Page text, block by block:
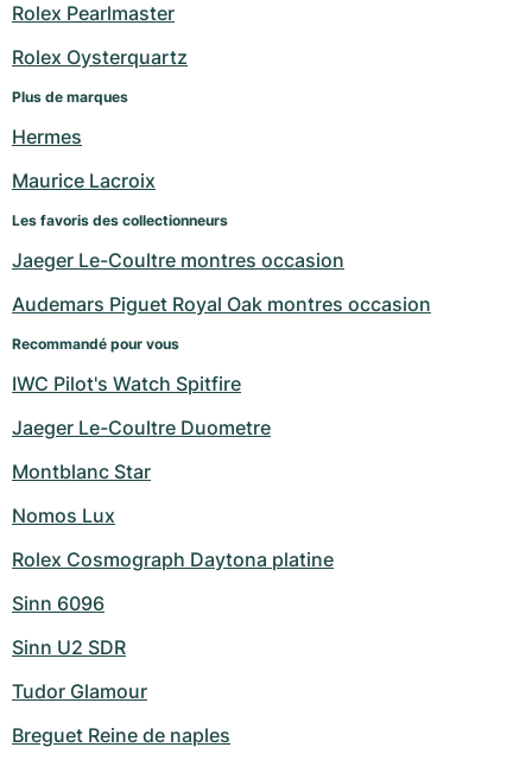
Rolex Pearlmaster
Rolex Oysterquartz
Plus de marques
Hermes
Maurice Lacroix
Les favoris des collectionneurs
Jaeger Le-Coultre montres occasion
Audemars Piguet Royal Oak montres occasion
Recommandé pour vous
IWC Pilot's Watch Spitfire
Jaeger Le-Coultre Duometre
Montblanc Star
Nomos Lux
Rolex Cosmograph Daytona platine
Sinn 6096
Sinn U2 SDR
Tudor Glamour
Breguet Reine de naples